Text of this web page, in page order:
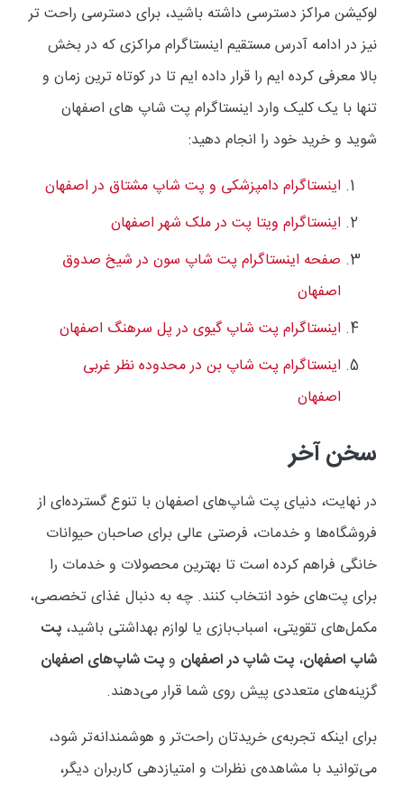
لوکیشن مراکز دسترسی داشته باشید، برای دسترسی راحت تر
نیز در ادامه آدرس مستقیم اینستاگرام مراکزی که در بخش
بالا معرفی کرده ایم را قرار داده ایم تا در کوتاه ترین زمان و
تنها با یک کلیک وارد اینستاگرام پت شاپ های اصفهان
شوید و خرید خود را انجام دهید:
اینستاگرام دامپزشکی و پت شاپ مشتاق در اصفهان
اینستاگرام ویتا پت در ملک شهر اصفهان
صفحه اینستاگرام پت شاپ سون در شیخ صدوق
اصفهان
اینستاگرام پت شاپ گیوی در پل سرهنگ اصفهان
اینستاگرام پت شاپ بن در محدوده نظر غربی
اصفهان
سخن آخر
در نهایت، دنیای پت شاپ‌های اصفهان با تنوع گسترده‌ای از
فروشگاه‌ها و خدمات، فرصتی عالی برای صاحبان حیوانات
خانگی فراهم کرده است تا بهترین محصولات و خدمات را
برای پت‌های خود انتخاب کنند. چه به دنبال غذای تخصصی،
مکمل‌های تقویتی، اسباب‌بازی یا لوازم بهداشتی باشید، پت
شاپ اصفهان، پت شاپ در اصفهان وپت شاپ‌های اصفهان
گزینه‌های متعددی پیش روی شما قرار می‌دهند.
برای اینکه تجربه‌ی خریدتان راحت‌تر و هوشمندانه‌تر شود،
می‌توانید با مشاهده‌ی نظرات و امتیازدهی کاربران دیگر،